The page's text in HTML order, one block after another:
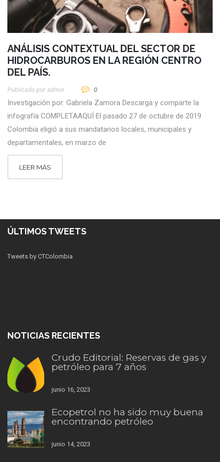
ANÁLISIS CONTEXTUAL DEL SECTOR DE
HIDROCARBUROS EN LA REGIÓN CENTRO
DEL PAÍS.
Publicado por Admin 0
Investigación por: Gabriela Zamora Descarga y comparte la
infografía COMPLETAAQUÍ El pasado 27 de octubre de 2019
Colombia eligió a sus mandatarios locales, municipales y
departamentales, en marzo de
LEER MÁS
ÚLTIMOS TWEETS
Tweets by CTColombia
NOTICIAS RECIENTES
Crudo Editorial: Reservas de gas y
petróleo para 7 años
junio 16, 2023
Ecopetrol no ha sido muy buena
encontrando petróleo
junio 14, 2023